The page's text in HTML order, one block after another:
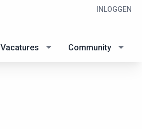
INLOGGEN
Vacatures Community